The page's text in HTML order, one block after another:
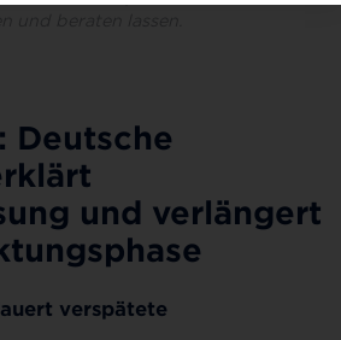
Deutsche
und verlängert
verspätete